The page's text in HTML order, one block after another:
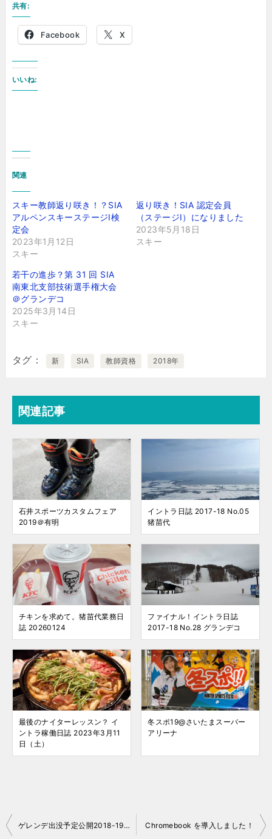
共有:
Facebook X
いいね:
関連
スキー教師返り咲き！？SIA
アルペンスキーステージⅠ検
定会
2023年1月12日
スキー
返り咲き！SIA 認定会員
（ステージⅠ）になりました
2023年5月18日
スキー
若干の進歩？第 31 回 SIA
南東北支部技術選手権大会
＠グランデコ
2025年3月14日
スキー
タグ 新 SIA 教師資格 2018年
関連記事
石井スポーツカスタムフェア
2019＠有明
イントラ日誌 2017-18 No.05
猪苗代
チキンを求めて。猪苗代業務日
誌 20260124
ファイナル！イントラ日誌
2017-18 No.28 グランデコ
最後のナイターレッスン？ イ
ントラ稼働日誌 2023年3月11
日（土）
冬スポ19@さいたまスーパー
アリーナ
投
ゲレンデ出没予定公開2018-19【随時更新】 Chromebook を導入しました！